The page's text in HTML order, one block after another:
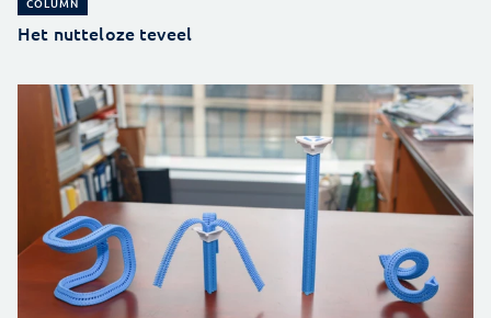
Het nutteloze teveel